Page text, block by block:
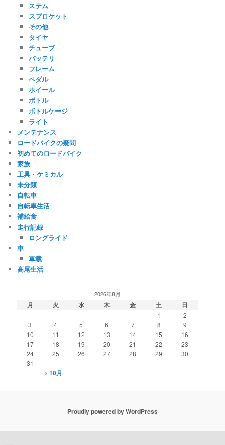
ステム
スプロケット
その他
タイヤ
チューブ
バッテリ
フレーム
ペダル
ホイール
ボトル
ボトルケージ
ライト
メンテナンス
ロードバイクの疑問
初めてのロードバイク
家族
工具・ケミカル
未分類
自転車
自転車生活
補給食
走行記録
ロングライド
車
車載
高尾生活
2026年8月
月 火 水 木 金 土 日
1
2
3
4 5 6 7 8
9
10
11 12 13 14 15
16
17
18 19 20 21 22
23
24
25 26 27 28 29
30
31
« 10月
Proudly powered by WordPress